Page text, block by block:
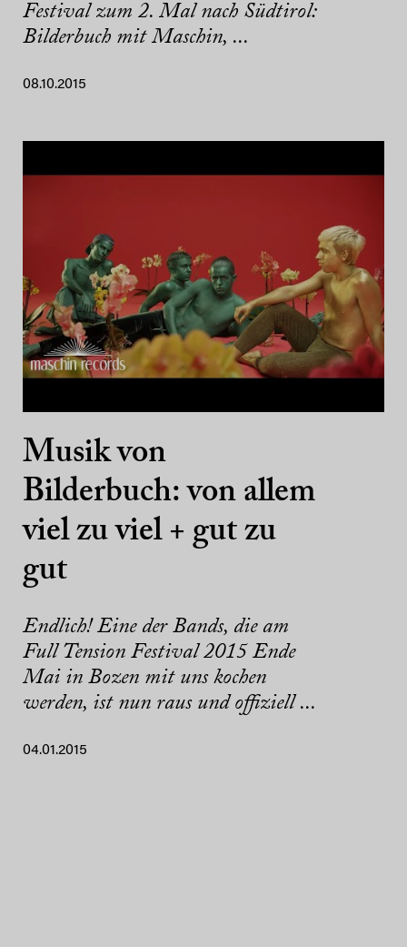
Festival zum 2. Mal nach Südtirol:
Bilderbuch mit Maschin, ...
08.10.2015
Musik von
Bilderbuch: von allem
viel zu viel + gut zu
gut
Endlich! Eine der Bands, die am
Full Tension Festival 2015 Ende
Mai in Bozen mit uns kochen
werden, ist nun raus und offiziell ...
04.01.2015